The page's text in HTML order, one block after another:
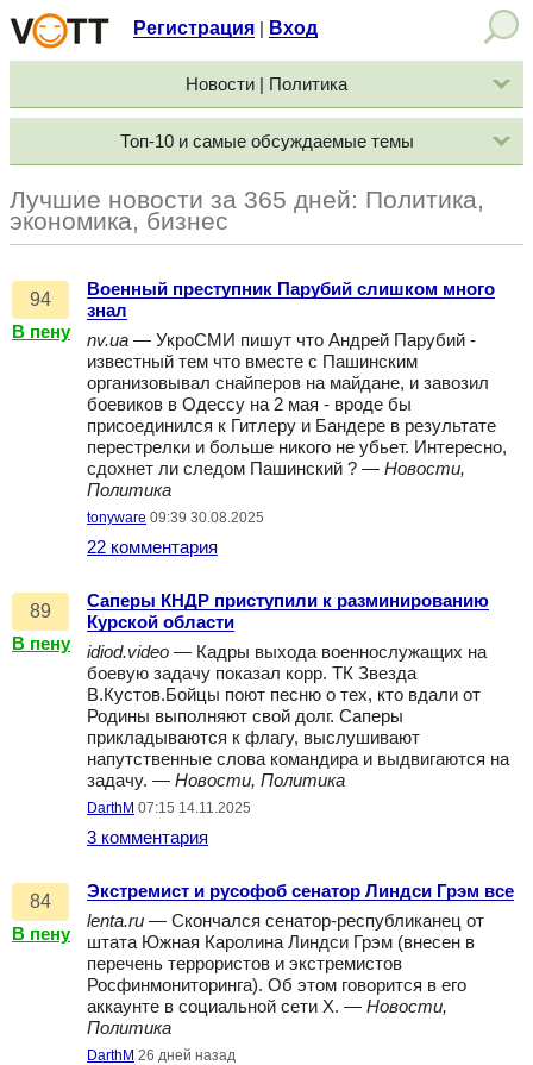
Регистрация Вход
Новости | Политика
Топ-10 и самые обсуждаемые темы
Лучшие новости за 365 дней: Политика,
экономика, бизнес
94
В пену
Военный преступник Парубий слишком много
знал
nv.ua — УкроСМИ пишут что Андрей Парубий -
известный тем что вместе с Пашинским
организовывал снайперов на майдане, и завозил
боевиков в Одессу на 2 мая - вроде бы
присоединился к Гитлеру и Бандере в результате
перестрелки и больше никого не убьет. Интересно,
сдохнет ли следом Пашинский ? — Новости,
Политика
tonyware 09:39 30.08.2025
22 комментария
89
В пену
Саперы КНДР приступили к разминированию
Курской области
idiod.video — Кадры выхода военнослужащих на
боевую задачу показал корр. ТК Звезда
В.Кустов.Бойцы поют песню о тех, кто вдали от
Родины выполняют свой долг. Саперы
прикладываются к флагу, выслушивают
напутственные слова командира и выдвигаются на
задачу. — Новости, Политика
DarthM 07:15 14.11.2025
3 комментария
84
В пену
Экстремист и русофоб сенатор Линдси Грэм все
lenta.ru — Скончался сенатор-республиканец от
штата Южная Каролина Линдси Грэм (внесен в
перечень террористов и экстремистов
Росфинмониторинга). Об этом говорится в его
аккаунте в социальной сети X. — Новости,
Политика
DarthM 26 дней назад